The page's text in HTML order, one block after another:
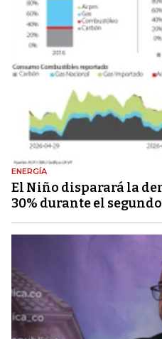
ENERGÍA
El Niño disparará la
30% durante el